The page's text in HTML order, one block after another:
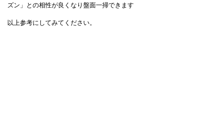
ズン」との相性が良くなり盤面一掃できます
以上参考にしてみてください。